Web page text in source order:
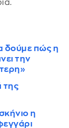
δούμε πώς η
την
της
η